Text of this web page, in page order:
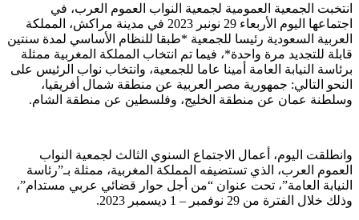
انتخبت الجمعية العمومية لجمعية النواب العموم العرب، في
اجتماعها اليوم الأربعاء 29 نونبر 2023 في مدينة مراكش، المملكة
العربية السعودية رئيسا للجمعية *طبقا للنظام الأساسي لمدة سنتين
قابلة للتجديد مرة واحدة*، فيما تم انتخاب المملكة المغربية ممثلة
برئاسة النيابة العامة أمينا عاما للجمعية، وانتخاب نواب الرئيس على
النحو التالي: جمهورية مصر العربية عن منطقة شمال أفريقيا،
وسلطنة عمان عن منطقة الخليج، وفلسطين عن منطقة الشام.
وانطلقت اليوم، أعمال الاجتماع السنوي الثالث لجمعية النواب
العموم العرب، الذي تستضيفه المملكة المغربية، ممثلة بـ”رئاسة
النيابة العامة”، تحت عنوان “من أجل حوار قضائي عربي مستدام”،
وذلك خلال الفترة من 29 نوفمبر – 1 ديسمبر 2023.